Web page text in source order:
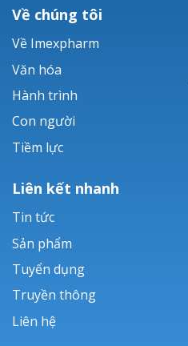
Về chúng tôi
Về Imexpharm
Văn hóa
Hành trình
Con người
Tiềm lực
Liên kết nhanh
Tin tức
Sản phẩm
Tuyển dụng
Truyền thông
Liên hệ